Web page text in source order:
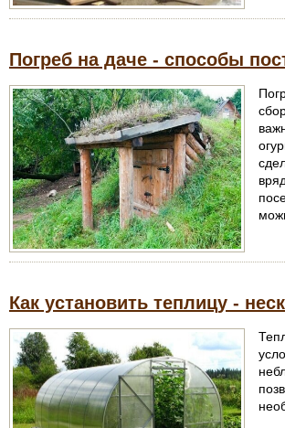
Погреб на даче - способы
Как установить теплицу -